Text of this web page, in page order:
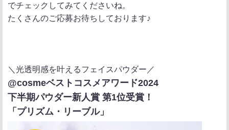
でチェックしてみてくださいね。
たくさんのご応募お待ちしております♪
＼光透明感を叶えるフェイスパウダー／
@cosmeベストコスメアワード2024
下半期パウダー新人賞 第1位受賞！
「プリズム・リーブル」